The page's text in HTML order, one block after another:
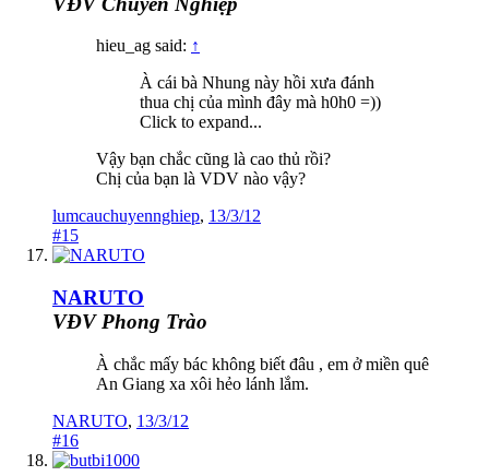
hieu_ag said: ↑
À cái bà Nhung này hồi xưa đánh
thua chị của mình đây mà h0h0 =))
Click to expand...
Vậy bạn chắc cũng là cao thủ rồi?
Chị của bạn là VDV nào vậy?
lumcauchuyennghiep, 13/3/12
#15
NARUTO
VĐV Phong Trào
À chắc mấy bác không biết đâu , em ở miền quê
An Giang xa xôi hẻo lánh lắm.
NARUTO, 13/3/12
#16